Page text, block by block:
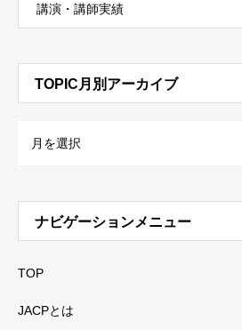
講演・講師実績
TOPIC月別アーカイブ
ナビゲーションメニュー
TOP
JACPとは